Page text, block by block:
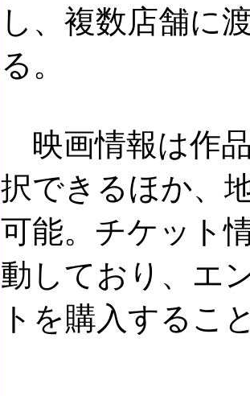
し、複数店舗に
る。
映画情報は作
択できるほか、
可能。チケット
動しており、エ
トを購入するこ